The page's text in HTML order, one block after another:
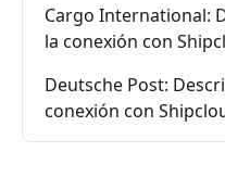
Cargo International:
la conexión con
Deutsche Post:
conexión con